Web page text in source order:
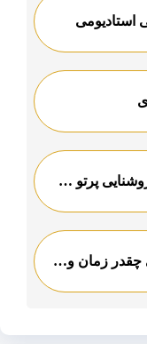
استادیومی
نقشه فوندانسیون پایه روشنایی پرتو سازان بدیع
نصب برج نوری ۹ متری چقدر زمان و هزینه می برد؟